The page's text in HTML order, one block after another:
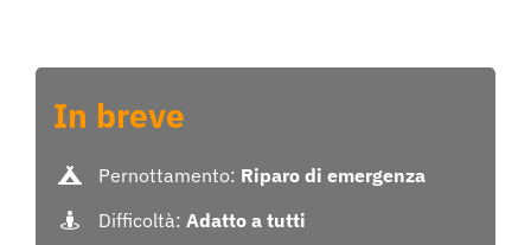
In breve
Pernottamento: Riparo di emergenza
Difficoltà:Adatto a tutti